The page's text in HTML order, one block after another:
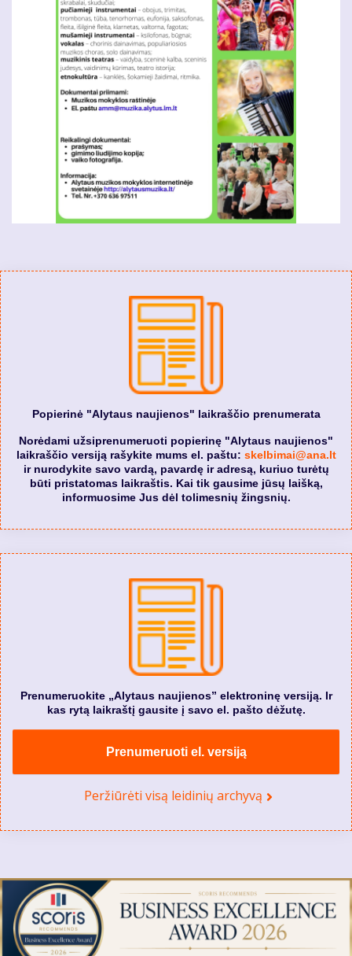
Popierinė "Alytaus naujienos" laikraščio prenumerata
Norėdami užsiprenumeruoti popierinę "Alytaus naujienos"
laikraščio versiją rašykite mums el. paštu: skelbimai@ana.lt
ir nurodykite savo vardą, pavardę ir adresą, kuriuo turėtų
būti pristatomas laikraštis. Kai tik gausime jūsų laišką,
informuosime Jus dėl tolimesnių žingsnių.
Prenumeruokite „Alytaus naujienos” elektroninę versiją. Ir
kas rytą laikraštį gausite į savo el. pašto dėžutę.
Prenumeruoti el. versiją
Peržiūrėti visą leidinių archyvą